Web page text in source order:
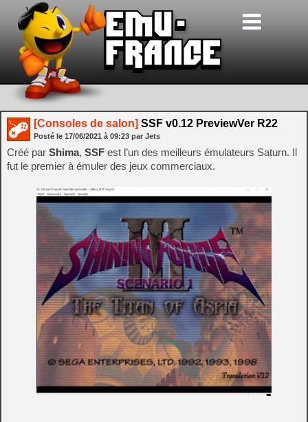
[Consoles de salon] SSF v0.12 PreviewVer R22
Posté le 17/06/2021 à 09:23 par Jets
Créé par Shima, SSF est l’un des meilleurs émulateurs Saturn. Il
fut le premier à émuler des jeux commerciaux.